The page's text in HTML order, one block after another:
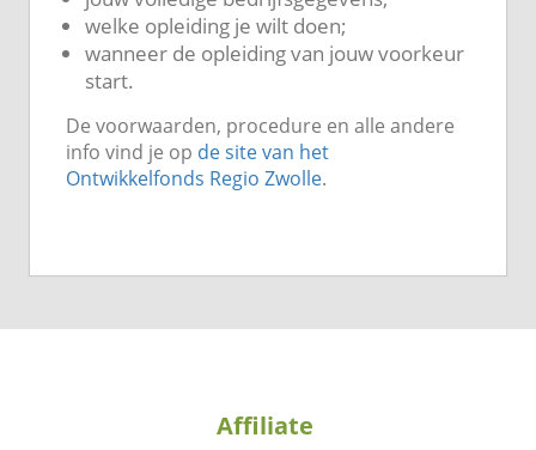
welke opleiding je wilt doen;
wanneer de opleiding van jouw voorkeur
start.
De voorwaarden, procedure en alle andere
info vind je op de site van het
Ontwikkelfonds Regio Zwolle.
Affiliate